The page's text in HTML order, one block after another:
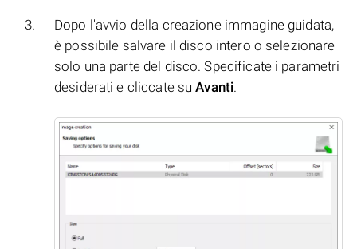
Dopo l'avvio della creazione immagine guidata,
è possibile salvare il disco intero o selezionare
solo una parte del disco. Specificate i parametri
desiderati e cliccate suAvanti.